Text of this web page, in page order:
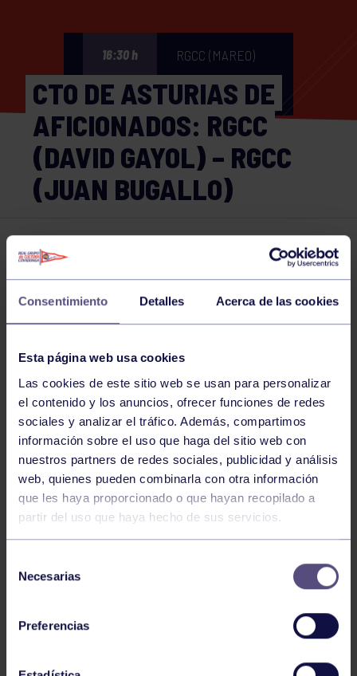
Consentimiento Detalles Acerca de las cookies
Esta página web usa cookies
Las cookies de este sitio web se usan para personalizar
el contenido y los anuncios, ofrecer funciones de redes
sociales y analizar el tráfico. Además, compartimos
información sobre el uso que haga del sitio web con
nuestros partners de redes sociales, publicidad y análisis
web, quienes pueden combinarla con otra información
que les haya proporcionado o que hayan recopilado a
partir del uso que haya hecho de sus servicios.
Necesarias
Preferencias
16:30 h RGCC (MAREO)
CTO DE ASTURIAS DE
AFICIONADOS: RGCC
(DAVID GAYOL) – RGCC
(JUAN BUGALLO)
Comparte
NOTICIAS RELACIONADAS
Bolos 03 Ago 2026
AVANZA